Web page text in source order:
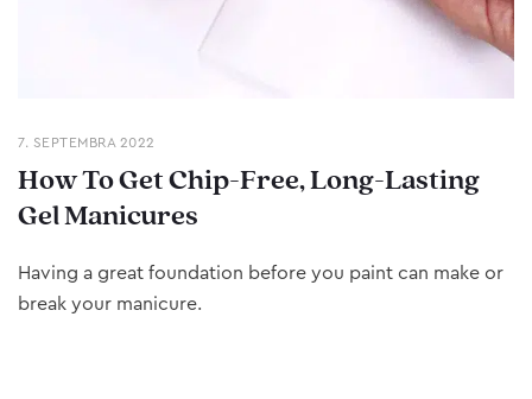
7. SEPTEMBRA 2022
How To Get Chip-Free, Long-Lasting
Gel Manicures
Having a great foundation before you paint can make or
break your manicure.